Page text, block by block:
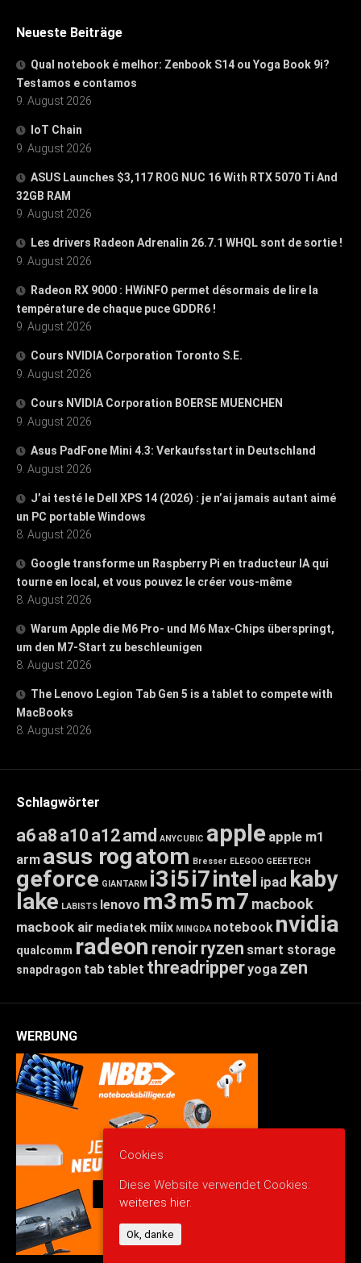
Neueste Beiträge
Qual notebook é melhor: Zenbook S14 ou Yoga Book 9i?
Testamos e contamos
9. August 2026
IoT Chain
9. August 2026
ASUS Launches $3,117 ROG NUC 16 With RTX 5070 Ti And
32GB RAM
9. August 2026
Les drivers Radeon Adrenalin 26.7.1 WHQL sont de sortie !
9. August 2026
Radeon RX 9000 : HWiNFO permet désormais de lire la
température de chaque puce GDDR6 !
9. August 2026
Cours NVIDIA Corporation Toronto S.E.
9. August 2026
Cours NVIDIA Corporation BOERSE MUENCHEN
9. August 2026
Asus PadFone Mini 4.3: Verkaufsstart in Deutschland
9. August 2026
J’ai testé le Dell XPS 14 (2026) : je n’ai jamais autant aimé
un PC portable Windows
8. August 2026
Google transforme un Raspberry Pi en traducteur IA qui
tourne en local, et vous pouvez le créer vous-même
8. August 2026
Warum Apple die M6 Pro- und M6 Max-Chips überspringt,
um den M7-Start zu beschleunigen
8. August 2026
The Lenovo Legion Tab Gen 5 is a tablet to compete with
MacBooks
8. August 2026
Schlagwörter
a6a8 a10 a12amd ANYCUBIC apple apple m1
arm asus rogatom Bresser ELEGOO GEEETECH
geforce GIANTARM i3i5i7intel ipad kaby
lake LABISTS lenovo m3m5m7 macbook
macbook air mediatek miix MINGDA notebook nvidia
qualcomm radeon renoirryzen smart storage
snapdragon tab tablet threadripperyoga zen
WERBUNG
Cookies
Diese Website verwendet Cookies:
weiteres hier.
Ok, danke